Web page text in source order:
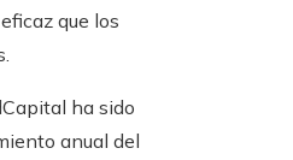
que los
ha sido
anual del